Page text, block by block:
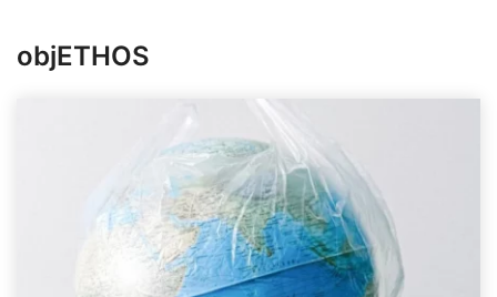
objETHOS